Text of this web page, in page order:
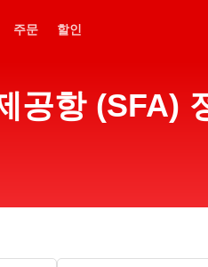
주문 할인
공항 (SFA)